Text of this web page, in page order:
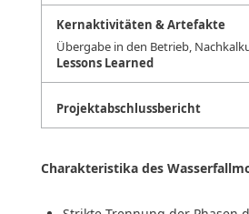
Übergabe in den Betrieb,
Lessons Learned
Projektabschlussbericht
Charakteristika des